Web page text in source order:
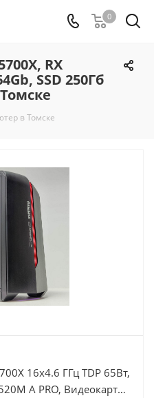
0
RX
SSD 250Гб
в Томске
16x4.6 ГГц TDP 65Вт,
A PRO, Видеокарта